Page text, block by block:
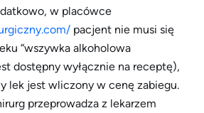
w placówce
pacjent nie musi się
“wszywka alkoholowa
dostępny wyłącznie na receptę),
lek jest wliczony w cenę zabiegu.
przeprowadza z lekarzem